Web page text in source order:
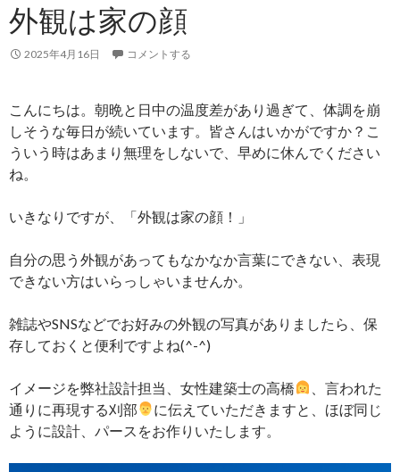
外観は家の顔
2025年4月16日 コメントする
こんにちは。朝晩と日中の温度差があり過ぎて、体調を崩
しそうな毎日が続いています。皆さんはいかがですか？こ
ういう時はあまり無理をしないで、早めに休んでください
ね。
いきなりですが、「外観は家の顔！」
自分の思う外観があってもなかなか言葉にできない、表現
できない方はいらっしゃいませんか。
雑誌やSNSなどでお好みの外観の写真がありましたら、保
存しておくと便利ですよね(^-^)
イメージを弊社設計担当、女性建築士の高橋
、言われた
通りに再現する刈部
に伝えていただきますと、ほぼ同じ
ように設計、パースをお作りいたします。